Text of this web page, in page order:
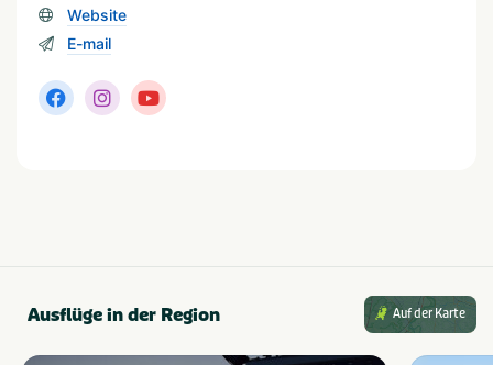
Website
E-mail
Ausflüge in der Region Auf der Karte